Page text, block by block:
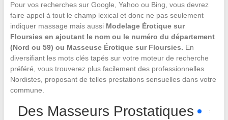
Pour vos recherches sur Google, Yahoo ou Bing, vous devrez
faire appel à tout le champ lexical et donc ne pas seulement
indiquer massage mais aussi Modelage Érotique sur
Floursies en ajoutant le nom ou le numéro du département
(Nord ou 59) ou Masseuse Érotique sur Floursies. En
diversifiant les mots clés tapés sur votre moteur de recherche
préféré, vous trouverez plus facilement des professionnelles
Nordistes, proposant de telles prestations sensuelles dans votre
commune.
Des Masseurs Prostatiques